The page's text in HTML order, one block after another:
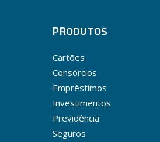
PRODUTOS
Cartões
Consórcios
Empréstimos
Investimentos
Previdência
Seguros